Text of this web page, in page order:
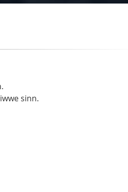
sinn.